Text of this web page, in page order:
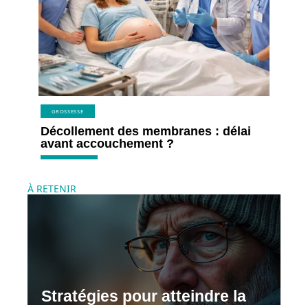
GROSSESSE
Décollement des membranes : délai
avant accouchement ?
À RETENIR
Stratégies pour atteindre la